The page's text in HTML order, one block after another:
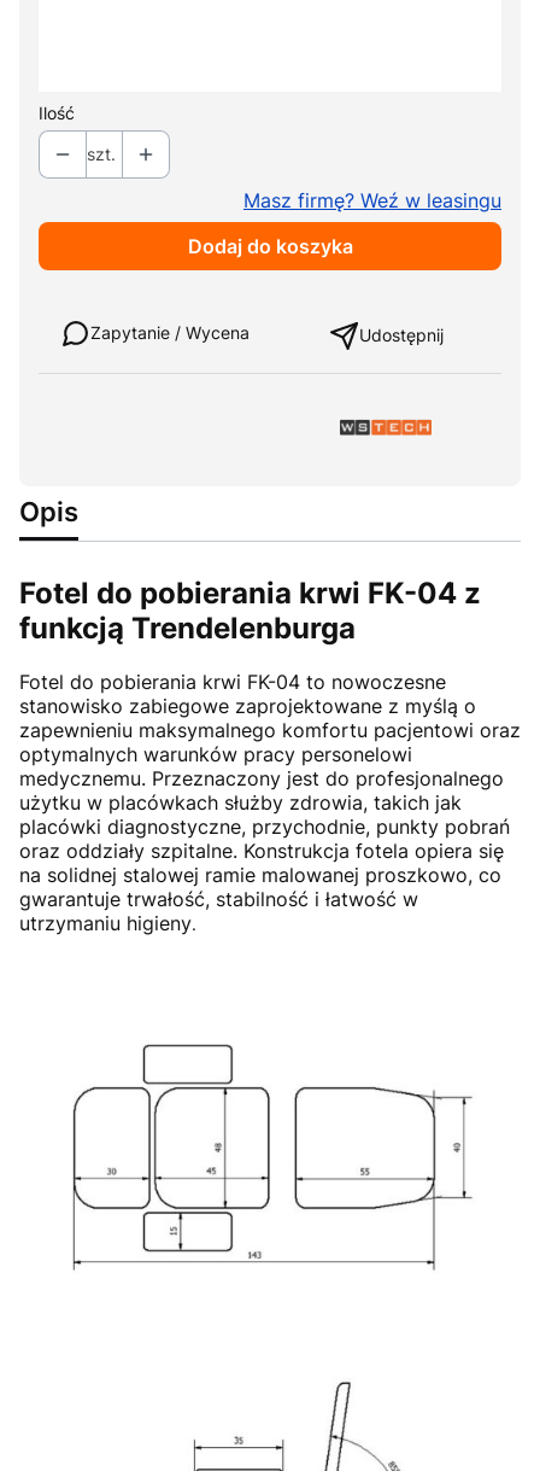
Ilość
szt.
Masz firmę? Weź w leasingu
Dodaj do koszyka
Zapytanie / Wycena Udostępnij
Opis
Fotel do pobierania krwi FK-04 z
funkcją Trendelenburga
Fotel do pobierania krwi FK-04 to nowoczesne
stanowisko zabiegowe zaprojektowane z myślą o
zapewnieniu maksymalnego komfortu pacjentowi oraz
optymalnych warunków pracy personelowi
medycznemu. Przeznaczony jest do profesjonalnego
użytku w placówkach służby zdrowia, takich jak
placówki diagnostyczne, przychodnie, punkty pobrań
oraz oddziały szpitalne. Konstrukcja fotela opiera się
na solidnej stalowej ramie malowanej proszkowo, co
gwarantuje trwałość, stabilność i łatwość w
utrzymaniu higieny.